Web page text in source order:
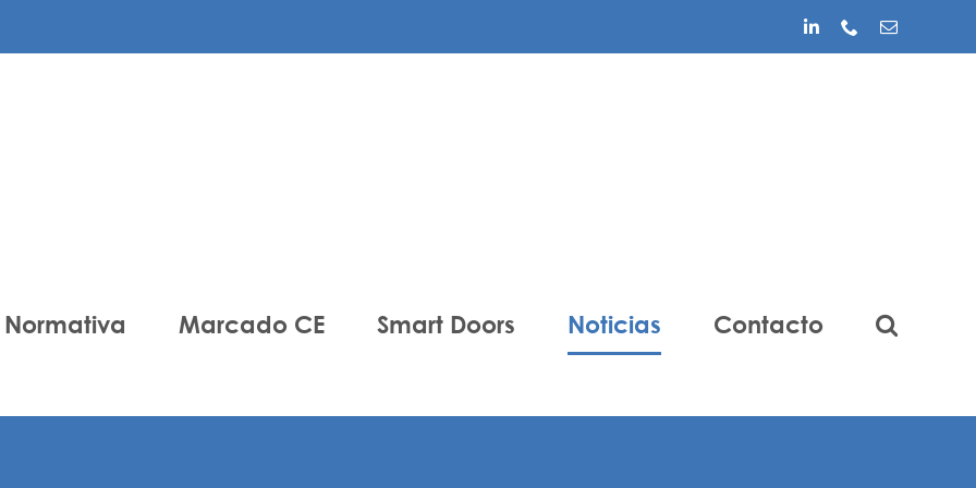
LinkedInPhoneCorreo
Normativa Marcado CE Smart Doors Noticias Contacto